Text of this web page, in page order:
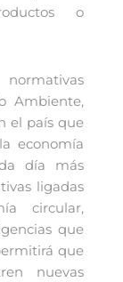
o
Ambiente,
el país que
economía
día más
ligadas
circular,
que
que
nuevas